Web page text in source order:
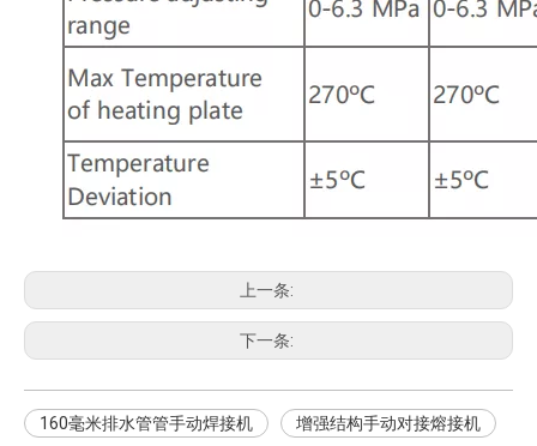
上一条:
下一条:
160毫米排水管管手动焊接机 增强结构手动对接熔接机